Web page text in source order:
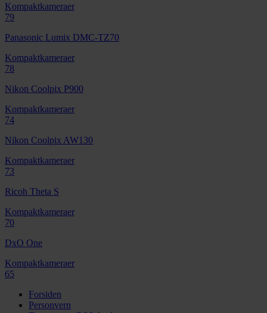
Kompaktkameraer
79
Panasonic Lumix DMC-TZ70
Kompaktkameraer
78
Nikon Coolpix P900
Kompaktkameraer
74
Nikon Coolpix AW130
Kompaktkameraer
73
Ricoh Theta S
Kompaktkameraer
70
DxO One
Kompaktkameraer
65
Forsiden
Personvern